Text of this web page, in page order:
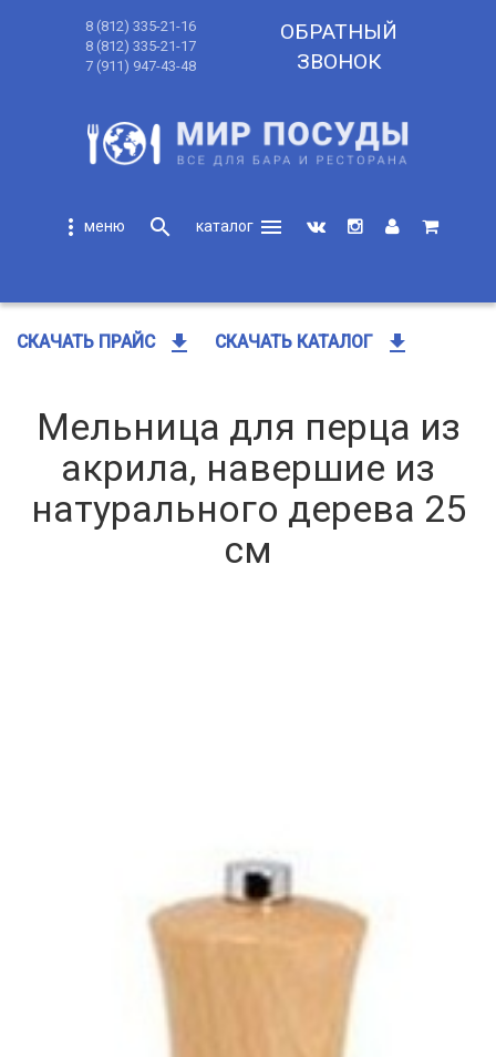
8 (812) 335-21-16
8 (812) 335-21-17
7 (911) 947-43-48
ОБРАТНЫЙ
ЗВОНОК
more_vert search
menu
СКАЧАТЬ ПРАЙС get_app СКАЧАТЬ КАТАЛОГ get_app
Мельница для перца из
акрила, навершие из
натурального дерева 25
см